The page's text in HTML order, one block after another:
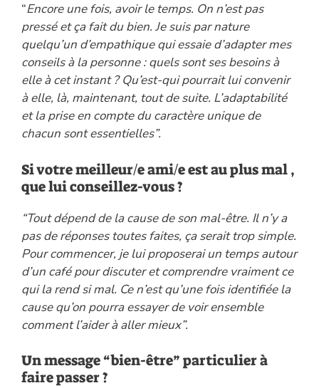
“Encore une fois, avoir le temps. On n’est pas
pressé et ça fait du bien. Je suis par nature
quelqu’un d’empathique qui essaie d’adapter mes
conseils à la personne : quels sont ses besoins à
elle à cet instant ? Qu’est-qui pourrait lui convenir
à elle, là, maintenant, tout de suite. L’adaptabilité
et la prise en compte du caractère unique de
chacun sont essentielles”.
Si votre meilleur/e ami/e est au plus mal ,
que lui conseillez-vous ?
“Tout dépend de la cause de son mal-être. Il n’y a
pas de réponses toutes faites, ça serait trop simple.
Pour commencer, je lui proposerai un temps autour
d’un café pour discuter et comprendre vraiment ce
qui la rend si mal. Ce n’est qu’une fois identifiée la
cause qu’on pourra essayer de voir ensemble
comment l’aider à aller mieux”.
Un message “bien-être” particulier à
faire passer ?